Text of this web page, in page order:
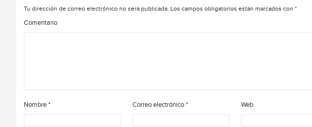
Tu dirección de correo electrónico no será publicada. Los campos obligatorios están marcados con *
Comentario
Nombre* Correo electrónico* Web